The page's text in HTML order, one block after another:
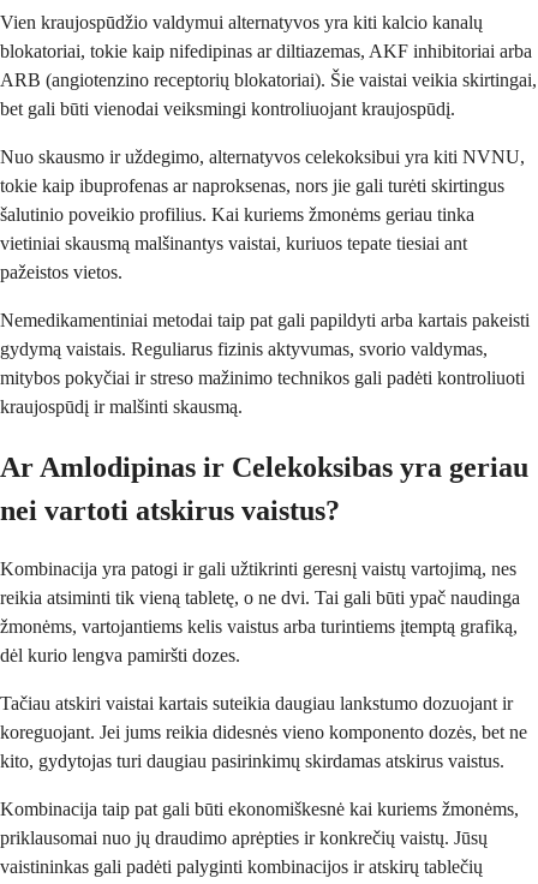
Vien kraujospūdžio valdymui alternatyvos yra kiti kalcio kanalų
blokatoriai, tokie kaip nifedipinas ar diltiazemas, AKF inhibitoriai arba
ARB (angiotenzino receptorių blokatoriai). Šie vaistai veikia skirtingai,
bet gali būti vienodai veiksmingi kontroliuojant kraujospūdį.
Nuo skausmo ir uždegimo, alternatyvos celekoksibui yra kiti NVNU,
tokie kaip ibuprofenas ar naproksenas, nors jie gali turėti skirtingus
šalutinio poveikio profilius. Kai kuriems žmonėms geriau tinka
vietiniai skausmą malšinantys vaistai, kuriuos tepate tiesiai ant
pažeistos vietos.
Nemedikamentiniai metodai taip pat gali papildyti arba kartais pakeisti
gydymą vaistais. Reguliarus fizinis aktyvumas, svorio valdymas,
mitybos pokyčiai ir streso mažinimo technikos gali padėti kontroliuoti
kraujospūdį ir malšinti skausmą.
Ar Amlodipinas ir Celekoksibas yra geriau
nei vartoti atskirus vaistus?
Kombinacija yra patogi ir gali užtikrinti geresnį vaistų vartojimą, nes
reikia atsiminti tik vieną tabletę, o ne dvi. Tai gali būti ypač naudinga
žmonėms, vartojantiems kelis vaistus arba turintiems įtemptą grafiką,
dėl kurio lengva pamiršti dozes.
Tačiau atskiri vaistai kartais suteikia daugiau lankstumo dozuojant ir
koreguojant. Jei jums reikia didesnės vieno komponento dozės, bet ne
kito, gydytojas turi daugiau pasirinkimų skirdamas atskirus vaistus.
Kombinacija taip pat gali būti ekonomiškesnė kai kuriems žmonėms,
priklausomai nuo jų draudimo aprėpties ir konkrečių vaistų. Jūsų
vaistininkas gali padėti palyginti kombinacijos ir atskirų tablečių